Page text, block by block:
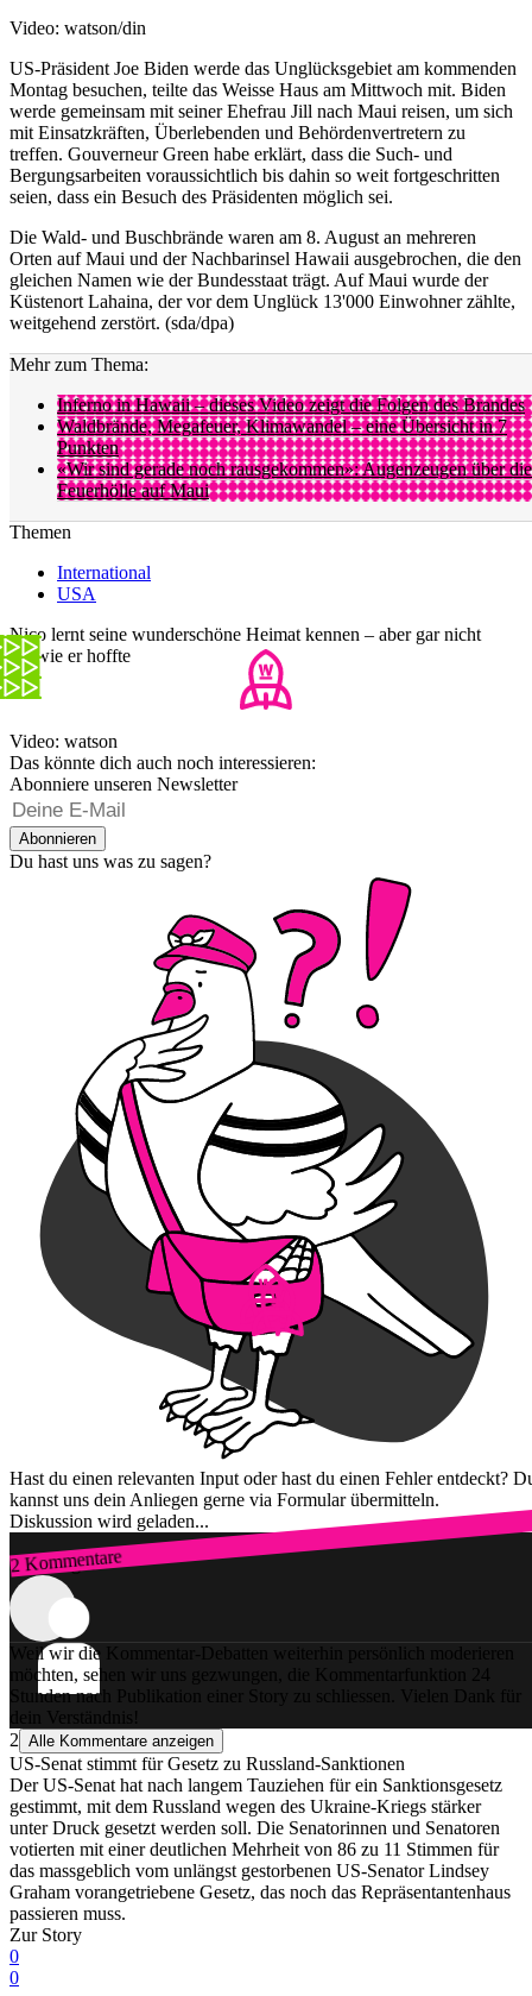
Video: watson/din
US-Präsident Joe Biden werde das Unglücksgebiet am kommenden
Montag besuchen, teilte das Weisse Haus am Mittwoch mit. Biden
werde gemeinsam mit seiner Ehefrau Jill nach Maui reisen, um sich
mit Einsatzkräften, Überlebenden und Behördenvertretern zu
treffen. Gouverneur Green habe erklärt, dass die Such- und
Bergungsarbeiten voraussichtlich bis dahin so weit fortgeschritten
seien, dass ein Besuch des Präsidenten möglich sei.
Die Wald- und Buschbrände waren am 8. August an mehreren
Orten auf Maui und der Nachbarinsel Hawaii ausgebrochen, die den
gleichen Namen wie der Bundesstaat trägt. Auf Maui wurde der
Küstenort Lahaina, der vor dem Unglück 13'000 Einwohner zählte,
weitgehend zerstört. (sda/dpa)
Mehr zum Thema:
Inferno in Hawaii – dieses Video zeigt die Folgen des Brandes
Waldbrände, Megafeuer, Klimawandel – eine Übersicht in 7
Punkten
«Wir sind gerade noch rausgekommen»: Augenzeugen über die
Feuerhölle auf Maui
Themen
International
USA
Nico lernt seine wunderschöne Heimat kennen – aber gar nicht
so, wie er hoffte
Video: watson
Das könnte dich auch noch interessieren:
Abonniere unseren Newsletter
Abonnieren
Du hast uns was zu sagen?
Hast du einen relevanten Input oder hast du einen Fehler entdeckt?
kannst uns dein Anliegen gerne via Formular übermitteln.
Diskussion wird geladen...
2 Kommentare
Zum Login
Weil wir die Kommentar-Debatten weiterhin persönlich moderieren
möchten, sehen wir uns gezwungen, die Kommentarfunktion 24
Stunden nach Publikation einer Story zu schliessen. Vielen Dank für
dein Verständnis!
2 Alle Kommentare anzeigen
US-Senat stimmt für Gesetz zu Russland-Sanktionen
Der US-Senat hat nach langem Tauziehen für ein Sanktionsgesetz
gestimmt, mit dem Russland wegen des Ukraine-Kriegs stärker
unter Druck gesetzt werden soll. Die Senatorinnen und Senatoren
votierten mit einer deutlichen Mehrheit von 86 zu 11 Stimmen für
das massgeblich vom unlängst gestorbenen US-Senator Lindsey
Graham vorangetriebene Gesetz, das noch das Repräsentantenhaus
passieren muss.
Zur Story
0
0